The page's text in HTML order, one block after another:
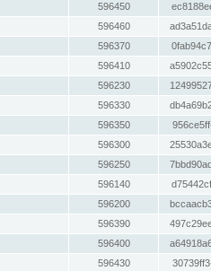
596450
596460
596370
596410
596230
596330
596350
596300
596250
596140
596200
596390
596400
596430